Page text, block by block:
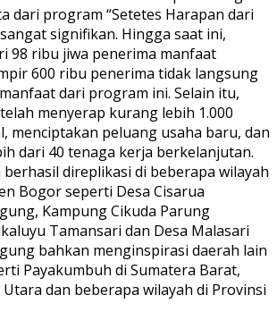
dari program “Setetes Harapan dari
signifikan. Hingga saat ini,
98 ribu jiwa penerima manfaat
600 ribu penerima tidak langsung
dari program ini. Selain itu,
menyerap kurang lebih 1.000
menciptakan peluang usaha baru, dan
dari 40 tenaga kerja berkelanjutan.
direplikasi di beberapa wilayah
Bogor seperti Desa Cisarua
Kampung Cikuda Parung
Tamansari dan Desa Malasari
bahkan menginspirasi daerah lain
Payakumbuh di Sumatera Barat,
dan beberapa wilayah di Provinsi